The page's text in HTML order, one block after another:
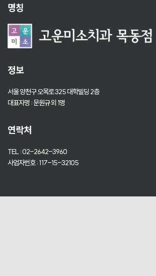
명칭
정보
서울 양천구 오목로 325 대학빌딩 2층
대표자명 : 문원규 외 1명
연락처
TEL : 02-2642-3960
사업자번호 : 117-15-32105